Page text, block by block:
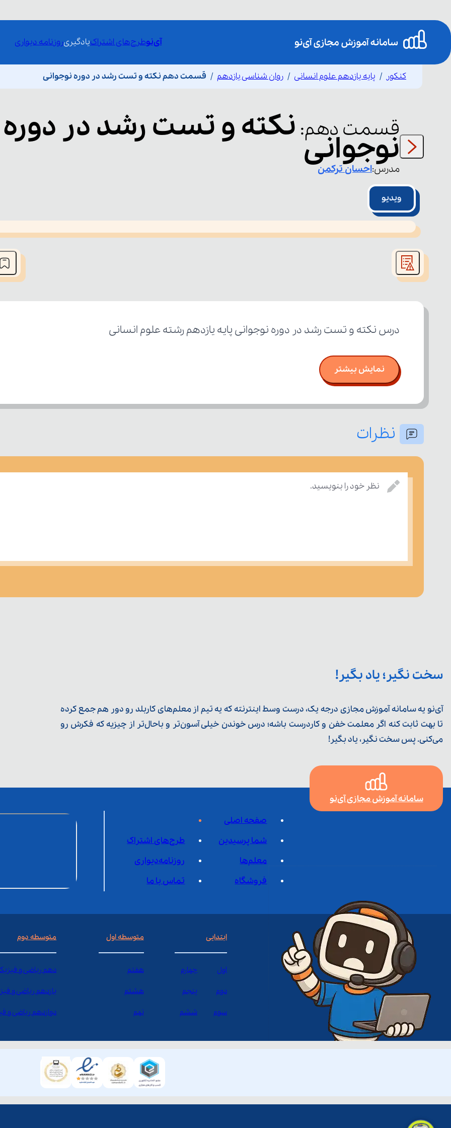
آی‌نوطرح‌های اشتراکیادگیریروزنامه دیواری
کنکور پایه یازدهم علوم انسانی روان شناسی یازدهم قسمت دهم نکته و تست رشد در دوره نوجوانی
قسمت دهم: نکته و تست رشد در دوره
نوجوانی
مدرس:احسانترکمن
ویدیو
This
is
window.
درس نکته و تست رشد در دوره نوجوانی پایه یازدهم رشته علوم انسانی
نمایش بیشتر
نظرات
نظر خود را بنویسید.
سخت نگیر؛ یاد بگیر!
آی‌نو یه سامانه آموزش مجازی درجه یک، درست وسط اینترنته که یه تیم از معلم‌‌های کاربلد رو دور هم جمع کرده
تا بهت ثابت کنه اگر معلمت خفن و کاردرست باشه؛ درس خوندن خیلی آسون‌تر و باحال‌تر از چیزیه که فکرش رو
می‌کنی. پس سخت نگیر، یاد بگیر!
سامانه آموزش مجازی آی‌نو
صفحه اصلی
شما پرسیدین
طرح‌های اشتراک
معلم‌ها
روزنامه‌دیواری
فروشگاه
تماس با ما
ابتدایی
اول چهارم
دوم پنجم
سوم ششم
متوسطه اول
هفتم
هشتم
نهم
متوسطه دوم
دهم ریاضی و
یازدهم ریاضی و
دوازدهم ریاضی و